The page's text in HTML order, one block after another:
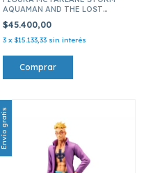
AQUAMAN AND THE LOST
15549
$45.400,00
3 x $15.133,33 sin interés
Envío gratis